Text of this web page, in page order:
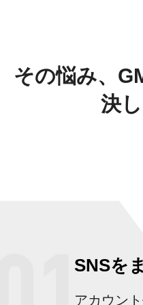
その悩み、
決
SNSを
アカウン